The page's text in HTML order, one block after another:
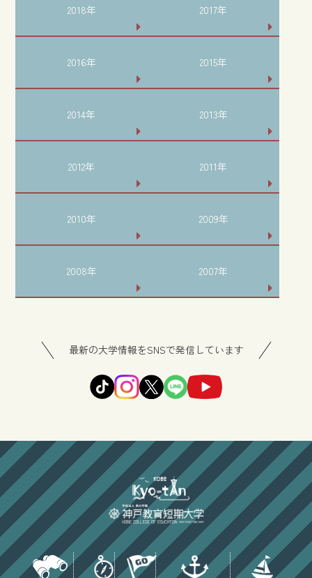
2018年 2017年
2016年 2015年
2014年 2013年
2012年 2011年
2010年 2009年
2008年 2007年
最新の大学情報をSNSで発信しています